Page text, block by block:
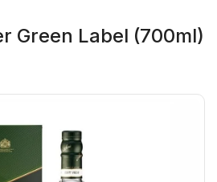
Green Label (700ml)